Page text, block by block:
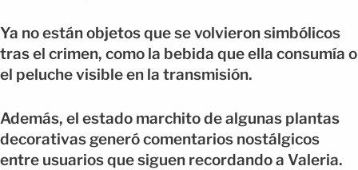
Ya no están objetos que se volvieron simbólicos
tras el crimen, como la bebida que ella consumía o
el peluche visible en la transmisión.
Además, el estado marchito de algunas plantas
decorativas generó comentarios nostálgicos
entre usuarios que siguen recordando a Valeria.